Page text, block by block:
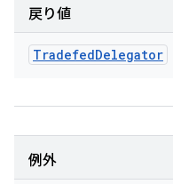
戻り値
TradefedDelegator
例外